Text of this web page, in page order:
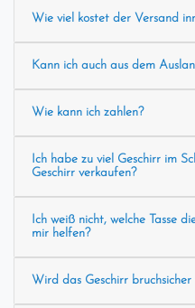
Wie viel kostet der Versand
Kann ich auch aus dem
Wie kann ich zahlen?
Ich habe zu viel Geschirr im
Geschirr verkaufen?
Ich weiß nicht, welche Tasse
mir helfen?
Wird das Geschirr bruchsicher